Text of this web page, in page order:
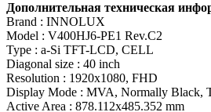
Дополнительная техническая
Brand : INNOLUX
Model : V400HJ6-PE1 Rev.C2
Type : a-Si TFT-LCD, CELL
Diagonal size : 40 inch
Resolution : 1920x1080, FHD
Display Mode : MVA, Normally Black,
Active Area : 878.112x485.352 mm